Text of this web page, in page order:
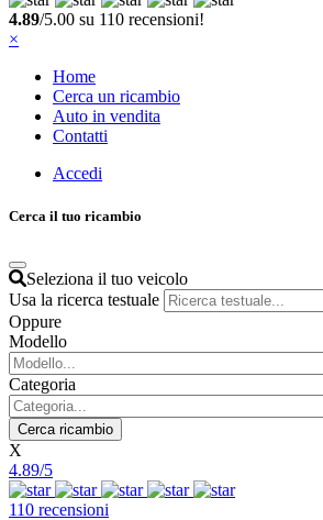
4.89/5.00 su 110 recensioni!
×
Home
Cerca un ricambio
Auto in vendita
Contatti
Accedi
Cerca il tuo ricambio
Seleziona il tuo veicolo
Usa la ricerca testuale
Oppure
Modello
Categoria
X
4.89/5
110 recensioni